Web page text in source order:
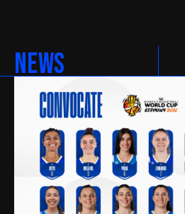
ITALIA - Finlandia 100 - 61
Qualifying Round Cadetti
ITALIA - Israele 105 - 84
Qualifying Round Cadetti
ITALIA - Portogallo 106 - 34
NEWS